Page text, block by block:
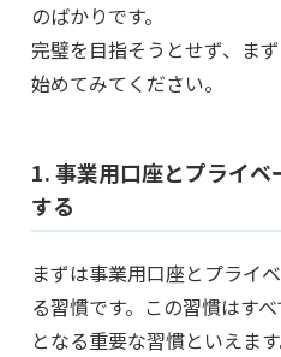
のばかりです。
完璧を目指そうとせず、ま
始めてみてください。
1. 事業用口座とプライ
する
まずは事業用口座とプライ
る習慣です。この習慣はす
となる重要な習慣といえます